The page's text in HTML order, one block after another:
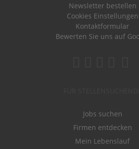
Newsletter bestellen
Cookies Einstellungen
Kontaktformular
Bewerten Sie uns auf
Jobs suchen
Firmen entdecken
Mein Lebenslauf